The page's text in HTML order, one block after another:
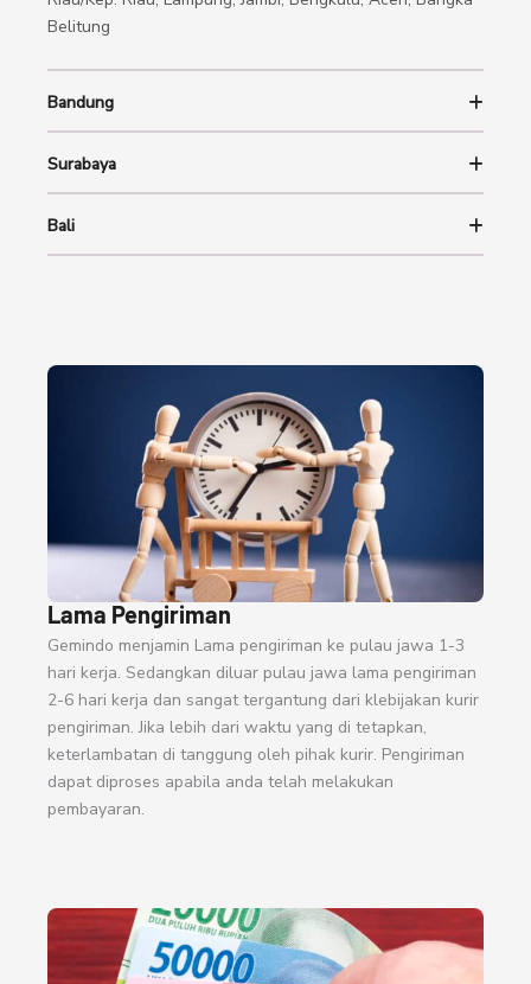
Belitung
Bandung
Surabaya
Bali
Lama Pengiriman
Gemindo menjamin Lama pengiriman ke pulau jawa 1-3
hari kerja. Sedangkan diluar pulau jawa lama pengiriman
2-6 hari kerja dan sangat tergantung dari klebijakan kurir
pengiriman. Jika lebih dari waktu yang di tetapkan,
keterlambatan di tanggung oleh pihak kurir. Pengiriman
dapat diproses apabila anda telah melakukan
pembayaran.